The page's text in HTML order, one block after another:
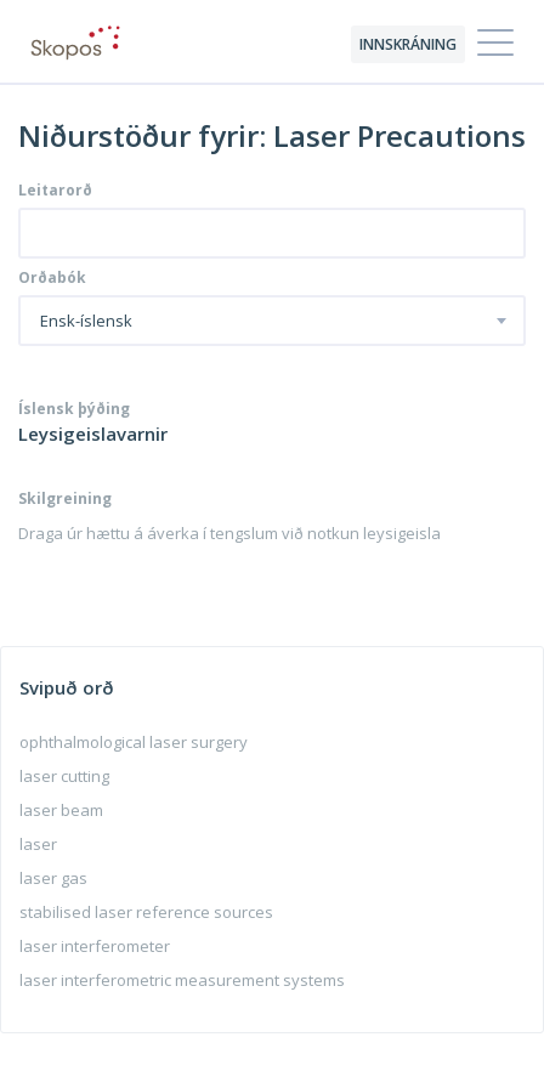
INNSKRÁNING
Niðurstöður fyrir: Laser Precautions
Leitarorð
Orðabók
Ensk-íslensk
Íslensk þýðing
Leysigeislavarnir
Skilgreining
Draga úr hættu á áverka í tengslum við notkun leysigeisla
Svipuð orð
ophthalmological laser surgery
laser cutting
laser beam
laser
laser gas
stabilised laser reference sources
laser interferometer
laser interferometric measurement systems